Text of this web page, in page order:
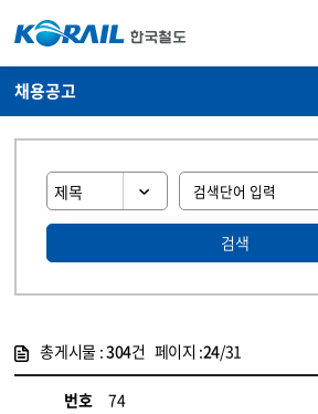
채용공고
검색
총게시물 :304건 페이지 :24/31
번호
74